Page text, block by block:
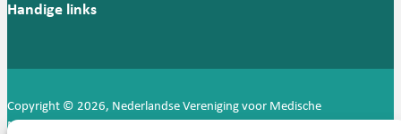
Handige links
Copyright © 2026, Nederlandse Vereniging voor Medische
Microbiologie